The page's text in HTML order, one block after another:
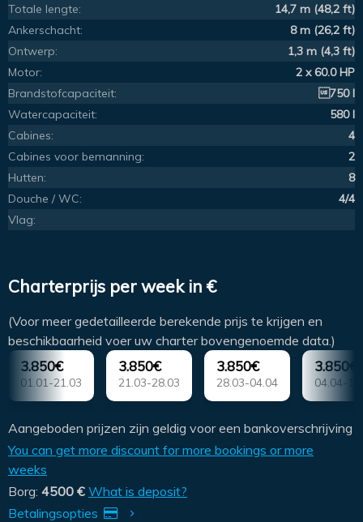
Totale lengte:
14,7 m (48,2 ft)
Ankerschacht:
8 m (26,2 ft)
Ontwerp:
1,3 m (4,3 ft)
Motor:
2 x 60.0 HP
Brandstofcapaciteit:
750 l
Watercapaciteit:
580 l
Cabines:
4
Cabines voor bemanning:
2
Hutten:
8
Douche / WC:
4/4
Vlag:
Charterprijs per week in €
(Voor meer gedetailleerde berekende prijs te krijgen en
beschikbaarheid voer uw charter bovengenoemde data.)
3.850€
01.01-21.03
3.850€
21.03-28.03
3.850€
28.03-04.04
3.850€
04.04-
Aangeboden prijzen zijn geldig voor een bankoverschrijving
You can get more discount for more bookings or more
weeks
Borg: 4500 € What is deposit?
Betalingsopties